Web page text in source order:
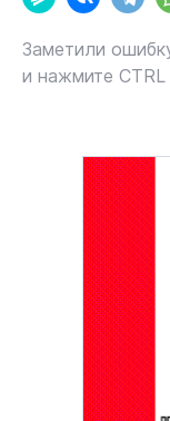
Заметили
и нажмите